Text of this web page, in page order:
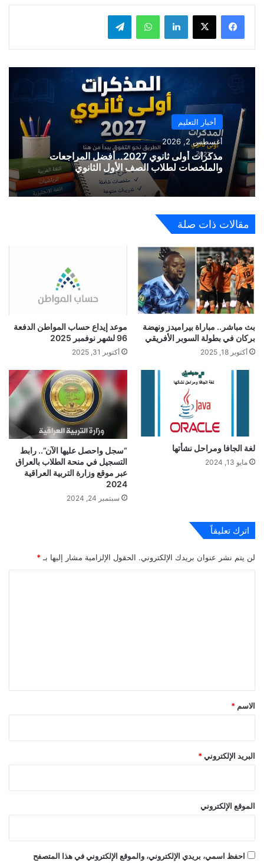
لينكدإن واتساب
أخبار التعليم
أغسطس 2, 2026
مذكرات أولى ثانوي 2027.. أفضل المراجعات
والملخصات لطلاب الصف الأول الثانوي
مقالات ذات صلة
بث مباشر.. مباراة بيراميدز ونهضة
بركان في بطولة السوبر الأفريقي
أكتوبر 18, 2025
موعد إيداع حساب المواطن الدفعة
96 لشهر نوفمبر 2025
أكتوبر 31, 2025
لغة الجافا ومراحل نشأتها
مايو 13, 2024
“سجل واحصل عليها الآن”.. رابط
التسجيل في منحة الطلاب بالعراق
عبر موقع وزارة التربية العراقية
2024
سبتمبر 24, 2024
اترك تعليقاً
لن يتم نشر عنوان بريدك الإلكتروني. الحقول الإلزامية مشار إليها بـ *
*
الاسم *
البريد الإلكتروني *
الموقع الإلكتروني
احفظ اسمي، بريدي الإلكتروني، والموقع الإلكتروني في هذا المتصفح